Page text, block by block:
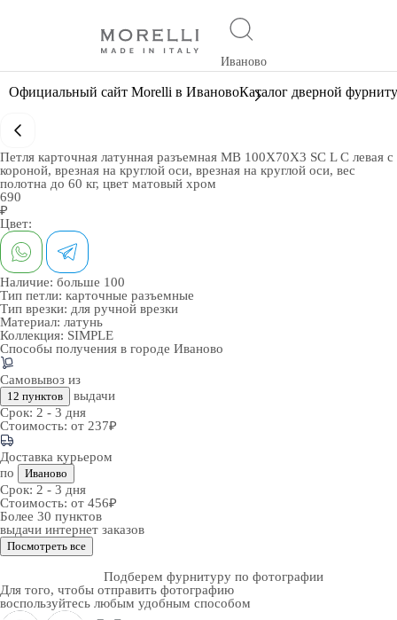
Иваново
Официальный сайт Morelli в ИвановоКаталог дверной
Петля карточная латунная разъемная MB 100X70X3 SC L C левая с
короной, врезная на круглой оси, врезная на круглой оси, вес
полотна до 60 кг, цвет матовый хром
690
₽
Цвет:
Наличие: больше 100
Тип петли: карточные разъемные
Тип врезки: для ручной врезки
Материал: латунь
Коллекция: SIMPLE
Способы получения в городе Иваново
Самовывоз из
12 пунктов
выдачи
Срок: 2 - 3 дня
Стоимость: от 237₽
Доставка курьером
по
Иваново
Срок: 2 - 3 дня
Стоимость: от 456₽
Более 30 пунктов
выдачи интернет заказов
Посмотреть все
Подберем фурнитуру по фотографии
Для того, чтобы отправить фотографию
воспользуйтесь любым удобным способом